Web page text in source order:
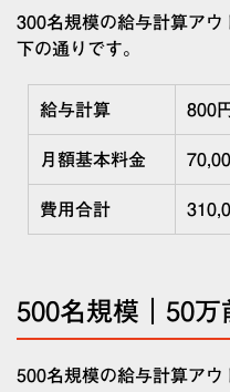
300名規模の給与計算アウ
下の通りです。
給与計算 800
月額基本料金
費用合計
500名規模｜50万
500名規模の給与計算アウ